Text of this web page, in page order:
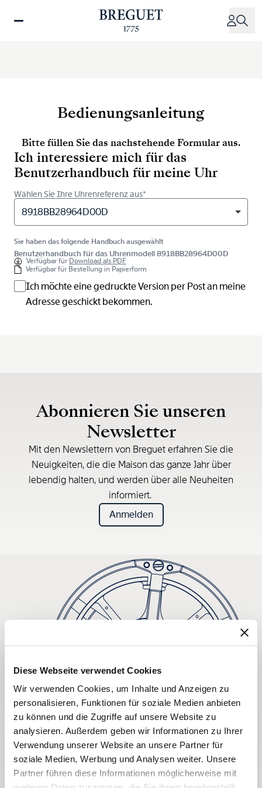
Diese Webseite verwendet Cookies
Wir verwenden Cookies, um Inhalte und Anzeigen zu
personalisieren, Funktionen für soziale Medien anbieten
zu können und die Zugriffe auf unsere Website zu
analysieren. Außerdem geben wir Informationen zu Ihrer
Verwendung unserer Website an unsere Partner für
soziale Medien, Werbung und Analysen weiter. Unsere
Partner führen diese Informationen möglicherweise mit
zum
Bedienungsanleitung
Bitte füllen Sie das nachstehende Formular aus.
Ich interessiere mich für das
Benutzerhandbuch für meine Uhr
Wählen Sie Ihre Uhrenreferenz aus*
8918BB28964D00D
Sie haben das folgende Handbuch ausgewählt
Benutzerhandbuch für das Uhrenmodell 8918BB28964D00D
Verfügbar für Download als PDF
Verfügbar für Bestellung in Papierform
Ich möchte eine gedruckte Version per Post an meine
Adresse geschickt bekommen.
Abonnieren Sie unseren
Newsletter
Mit den Newslettern von Breguet erfahren Sie die
Neuigkeiten, die die Maison das ganze Jahr über
lebendig halten, und werden über alle Neuheiten
informiert.
Anmelden